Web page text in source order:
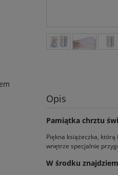
Opis
Pamiątka chrztu
Piękna książeczka,
wnętrze specjalnie
W środku